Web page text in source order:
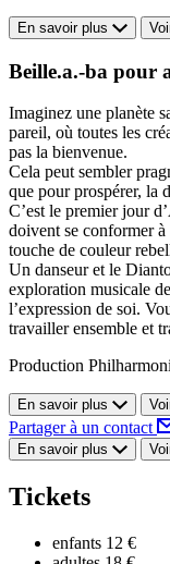
En savoir plus
Beille.a.-ba pour
Imaginez une planète
pareil, où toutes les
pas la bienvenue.
Cela peut sembler
que pour prospérer, la
C’est le premier jour
doivent se conformer
touche de couleur
Un danseur et le
exploration musicale
l’expression de soi.
travailler ensemble et
Production
En savoir plus
Partager à un contact
En savoir plus
Tickets
enfants 12 €